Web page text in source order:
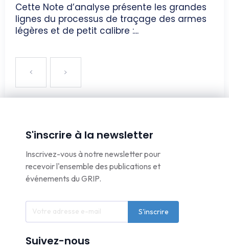
Cette Note d’analyse présente les grandes
lignes du processus de traçage des armes
légères et de petit calibre :...
S'inscrire à la newsletter
Inscrivez-vous à notre newsletter pour
recevoir l'ensemble des publications et
événements du GRIP.
S'inscrire
Suivez-nous